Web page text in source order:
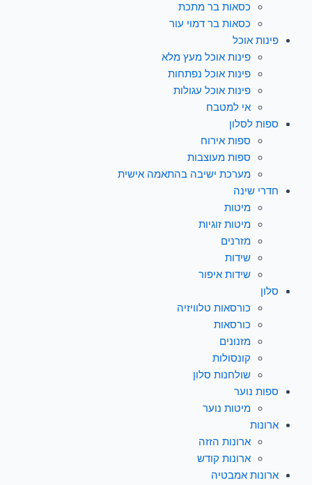
כסאות בר מתכת
כסאות בר דמוי עור
פינות אוכל
פינות אוכל מעץ מלא
פינות אוכל נפתחות
פינות אוכל עגולות
אי למטבח
ספות לסלון
ספות אירוח
ספות מעוצבות
מערכת ישיבה בהתאמה אישית
חדרי שינה
מיטות
מיטות זוגיות
מזרנים
שידות
שידות איפור
סלון
כורסאות טלוויזיה
כורסאות
מזנונים
קונסולות
שולחנות סלון
ספות נוער
מיטות נוער
ארונות
ארונות הזזה
ארונות קודש
ארונות אמבטיה